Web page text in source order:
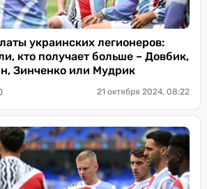
украинских легионеров:
кто получает больше – Довбик,
Зинченко или Мудрик
21 октября 2024, 08:22